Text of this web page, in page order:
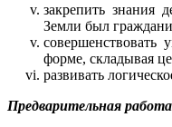
закрепить знания
Земли был
совершенствовать
форме, складывая
развивать
Предварительная